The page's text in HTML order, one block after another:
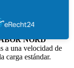
de este neumático
modelos y
de 130 %
En este ensayo,
NORD
a una velocidad de
carga estándar.